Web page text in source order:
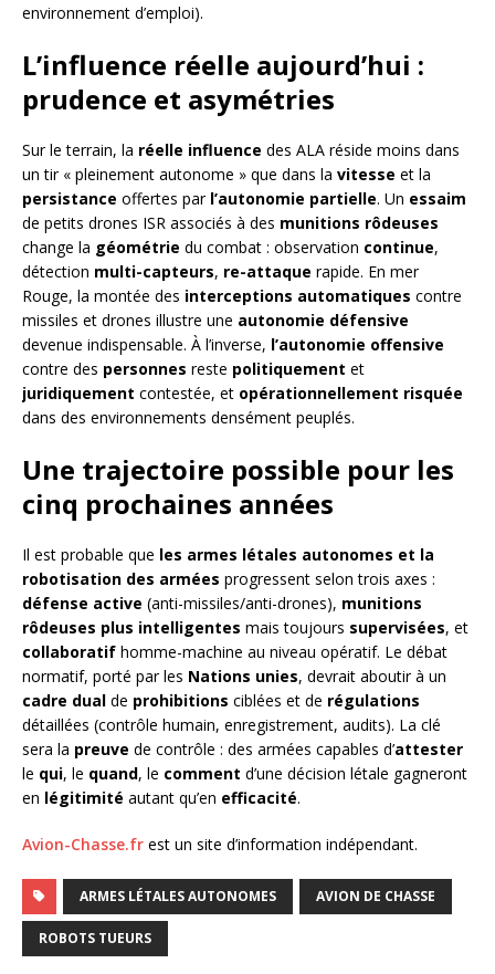
environnement d’emploi).
L’influence réelle aujourd’hui :
prudence et asymétries
Sur le terrain, la réelle influence des ALA réside moins dans
un tir « pleinement autonome » que dans la vitesse et la
persistance offertes par l’autonomie partielle. Un essaim
de petits drones ISR associés à des munitions rôdeuses
change la géométrie du combat : observation continue,
détection multi-capteurs, re-attaque rapide. En mer
Rouge, la montée des interceptions automatiques contre
missiles et drones illustre une autonomie défensive
devenue indispensable. À l’inverse, l’autonomie offensive
contre des personnes reste politiquement et
juridiquement contestée, et opérationnellement risquée
dans des environnements densément peuplés.
Une trajectoire possible pour les
cinq prochaines années
Il est probable que les armes létales autonomes et la
robotisation des armées progressent selon trois axes :
défense active (anti-missiles/anti-drones), munitions
rôdeuses plus intelligentes mais toujours supervisées, et
collaboratif homme-machine au niveau opératif. Le débat
normatif, porté par les Nations unies, devrait aboutir à un
cadre dual de prohibitions ciblées et de régulations
détaillées (contrôle humain, enregistrement, audits). La clé
sera la preuve de contrôle : des armées capables d’attester
le qui, le quand, le comment d’une décision létale gagneront
en légitimité autant qu’en efficacité.
Avion-Chasse.fr est un site d’information indépendant.
ARMES LÉTALES AUTONOMES AVION DE CHASSE
ROBOTS TUEURS